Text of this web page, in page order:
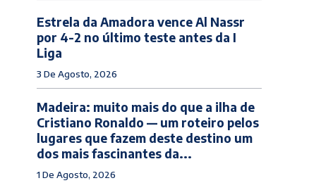
Estrela da Amadora vence Al Nassr
por 4-2 no último teste antes da I
Liga
3 De Agosto, 2026
Madeira: muito mais do que a ilha de
Cristiano Ronaldo — um roteiro pelos
lugares que fazem deste destino um
dos mais fascinantes da...
1 De Agosto, 2026